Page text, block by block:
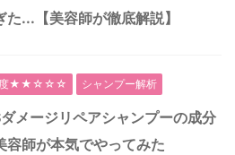
た...【美容師が徹底解説】
度★★☆☆☆ シャンプー解析
メージリペアシャンプーの成分
容師が本気でやってみた